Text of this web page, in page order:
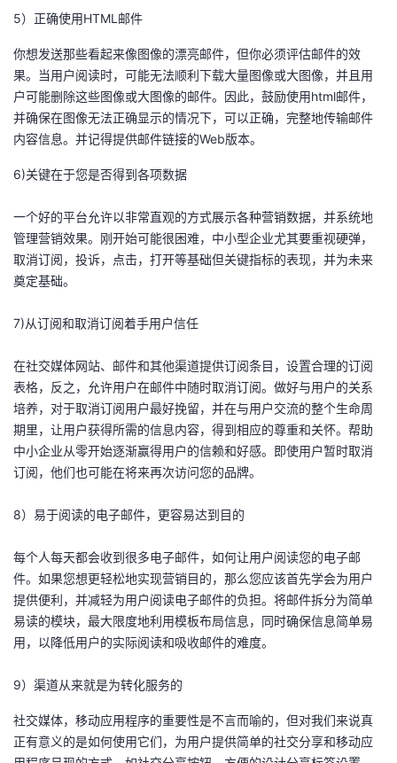
5）正确使用HTML邮件
你想发送那些看起来像图像的漂亮邮件，但你必须评估邮件的效
果。当用户阅读时，可能无法顺利下载大量图像或大图像，并且用
户可能删除这些图像或大图像的邮件。因此，鼓励使用html邮件，
并确保在图像无法正确显示的情况下，可以正确，完整地传输邮件
内容信息。并记得提供邮件链接的Web版本。
6)关键在于您是否得到各项数据
一个好的平台允许以非常直观的方式展示各种营销数据，并系统地
管理营销效果。刚开始可能很困难，中小型企业尤其要重视硬弹，
取消订阅，投诉，点击，打开等基础但关键指标的表现，并为未来
奠定基础。
7)从订阅和取消订阅着手用户信任
在社交媒体网站、邮件和其他渠道提供订阅条目，设置合理的订阅
表格，反之，允许用户在邮件中随时取消订阅。做好与用户的关系
培养，对于取消订阅用户最好挽留，并在与用户交流的整个生命周
期里，让用户获得所需的信息内容，得到相应的尊重和关怀。帮助
中小企业从零开始逐渐赢得用户的信赖和好感。即使用户暂时取消
订阅，他们也可能在将来再次访问您的品牌。
8）易于阅读的电子邮件，更容易达到目的
每个人每天都会收到很多电子邮件，如何让用户阅读您的电子邮
件。如果您想更轻松地实现营销目的，那么您应该首先学会为用户
提供便利，并减轻为用户阅读电子邮件的负担。将邮件拆分为简单
易读的模块，最大限度地利用模板布局信息，同时确保信息简单易
用，以降低用户的实际阅读和吸收邮件的难度。
9）渠道从来就是为转化服务的
社交媒体，移动应用程序的重要性是不言而喻的，但对我们来说真
正有意义的是如何使用它们，为用户提供简单的社交分享和移动应